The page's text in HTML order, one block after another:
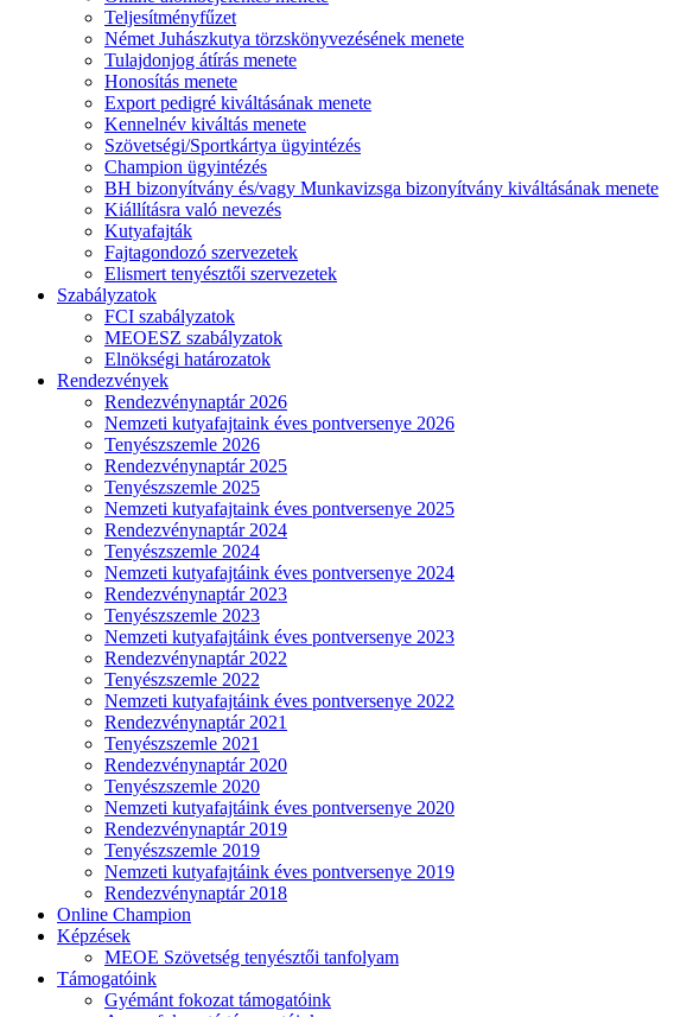
Teljesítményfűzet
Német Juhászkutya törzskönyvezésének menete
Tulajdonjog átírás menete
Honosítás menete
Export pedigré kiváltásának menete
Kennelnév kiváltás menete
Szövetségi/Sportkártya ügyintézés
Champion ügyintézés
BH bizonyítvány és/vagy Munkavizsga bizonyítvány kiváltásának menete
Kiállításra való nevezés
Kutyafajták
Fajtagondozó szervezetek
Elismert tenyésztői szervezetek
Szabályzatok
FCI szabályzatok
MEOESZ szabályzatok
Elnökségi határozatok
Rendezvények
Rendezvénynaptár 2026
Nemzeti kutyafajtaink éves pontversenye 2026
Tenyészszemle 2026
Rendezvénynaptár 2025
Tenyészszemle 2025
Nemzeti kutyafajtaink éves pontversenye 2025
Rendezvénynaptár 2024
Tenyészszemle 2024
Nemzeti kutyafajtáink éves pontversenye 2024
Rendezvénynaptár 2023
Tenyészszemle 2023
Nemzeti kutyafajtáink éves pontversenye 2023
Rendezvénynaptár 2022
Tenyészszemle 2022
Nemzeti kutyafajtáink éves pontversenye 2022
Rendezvénynaptár 2021
Tenyészszemle 2021
Rendezvénynaptár 2020
Tenyészszemle 2020
Nemzeti kutyafajtáink éves pontversenye 2020
Rendezvénynaptár 2019
Tenyészszemle 2019
Nemzeti kutyafajtáink éves pontversenye 2019
Rendezvénynaptár 2018
Online Champion
Képzések
MEOE Szövetség tenyésztői tanfolyam
Támogatóink
Gyémánt fokozat támogatóink